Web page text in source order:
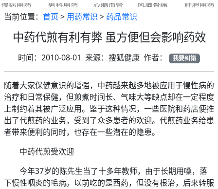
当前位置： 首页 > 用药常识 > 药品常识
中药代煎有利有弊 虽方便但会影响药效
时间：2010-08-01 来源：搜狐健康 作者： 我要纠错
随着大家保健意识的增强，中药越来越多地被应用于慢性病的
治疗和日常保健，但煎煮时间长、气味大等缺点却在一定程度
上制约着其被广泛应用。鉴于这种情况，一些医院和药店便推
出了代煎药的业务，受到了众多患者的欢迎。代煎药业务给患
者带来便利的同时，也存在一些潜在的隐患。
中药代煎受欢迎
今年37岁的陈先生当了十多年教师，由于长期用嗓，落
下慢性咽炎的毛病。以前吃的是西药，但没有根治，后来转服